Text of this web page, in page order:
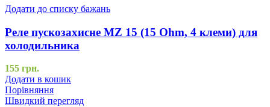
Додати до списку бажань
Реле пускозахисне MZ 15 (15 Ohm, 4 клеми) для
холодильника
155 грн.
Додати в кошик
Порівняння
Швидкий перегляд